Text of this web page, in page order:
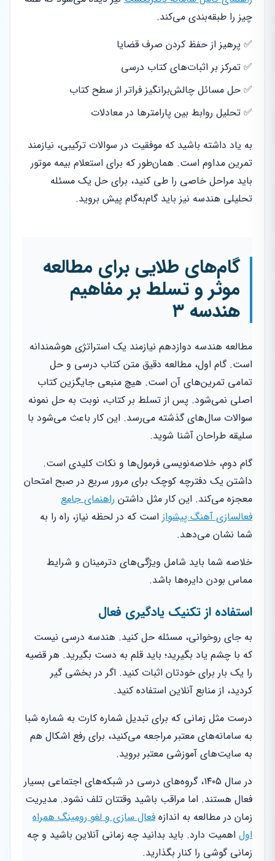
چیز را طبقه‌بندی می‌کند.
✅ پرهیز از حفظ کردن صرف قضایا
✅ تمرکز بر اثبات‌های کتاب درسی
✅ حل مسائل چالش‌برانگیز فراتر از سطح کتاب
✅ تحلیل روابط بین پارامترها در معادلات
به یاد داشته باشید که موفقیت در سوالات ترکیبی، نیازمند
تمرین مداوم است. همان‌طور که برای استعلام بیمه موتور
باید مراحل خاصی را طی کنید، برای حل یک مسئله
تحلیلی هندسه نیز باید گام‌به‌گام پیش بروید.
گام‌های طلایی برای مطالعه
موثر و تسلط بر مفاهیم
هندسه ۳
مطالعه هندسه دوازدهم نیازمند یک استراتژی هوشمندانه
است. گام اول، مطالعه دقیق متن کتاب درسی و حل
تمامی تمرین‌های آن است. هیچ منبعی جایگزین کتاب
اصلی نمی‌شود. پس از تسلط بر کتاب، نوبت به حل نمونه
سوالات سال‌های گذشته می‌رسد. این کار باعث می‌شود با
سلیقه طراحان آشنا شوید.
گام دوم، خلاصه‌نویسی فرمول‌ها و نکات کلیدی است.
داشتن یک دفترچه کوچک برای مرور سریع در صبح امتحان
معجزه می‌کند. این کار مثل داشتن راهنمای جامع
فعالسازی آهنگ پیشواز است که در لحظه نیاز، راه را به
شما نشان می‌دهد.
خلاصه شما باید شامل ویژگی‌های دترمینان و شرایط
مماس بودن دایره‌ها باشد.
استفاده از تکنیک یادگیری فعال
به جای روخوانی، مسئله حل کنید. هندسه درسی نیست
که با چشم یاد بگیرید؛ باید قلم به دست بگیرید. هر قضیه
را یک بار برای خودتان اثبات کنید. اگر در بخشی گیر
کردید، از منابع آنلاین استفاده کنید.
درست مثل زمانی که برای تبدیل شماره کارت به شماره شبا
به سامانه‌های معتبر مراجعه می‌کنید، برای رفع اشکال هم
به سایت‌های آموزشی معتبر بروید.
در سال ۱۴۰۵، گروه‌های درسی در شبکه‌های اجتماعی بسیار
فعال هستند. اما مراقب باشید وقتتان تلف نشود. مدیریت
زمان در مطالعه به اندازه فعال سازی و لغو رومینگ همراه
اول اهمیت دارد. باید بدانید چه زمانی آنلاین باشید و چه
زمانی گوشی را کنار بگذارید.